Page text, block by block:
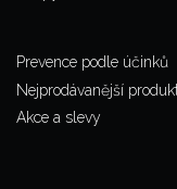
Prevence podle účinků
Nejprodávanější
Akce a slevy